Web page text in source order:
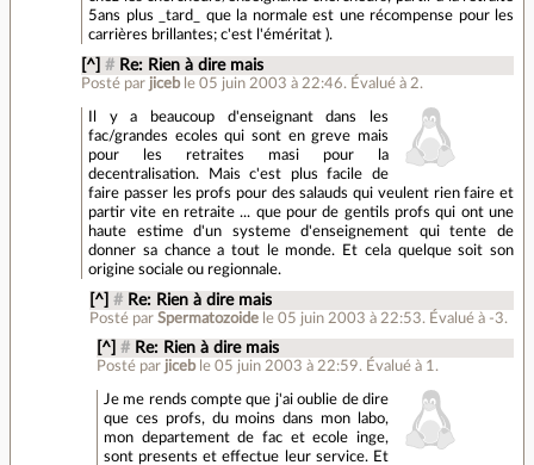
5ans plus _tard_ que la normale est une récompense pour les
carrières brillantes; c'est l'éméritat ).
[^] # Re: Rien à dire mais
Posté par jiceb le 05 juin 2003 à 22:46. Évalué à 2.
Il y a beaucoup d'enseignant dans les
fac/grandes ecoles qui sont en greve mais
pour les retraites masi pour la
decentralisation. Mais c'est plus facile de
faire passer les profs pour des salauds qui veulent rien faire et
partir vite en retraite ... que pour de gentils profs qui ont une
haute estime d'un systeme d'enseignement qui tente de
donner sa chance a tout le monde. Et cela quelque soit son
origine sociale ou regionnale.
[^] # Re: Rien à dire mais
Posté par Spermatozoide le 05 juin 2003 à 22:53. Évalué à -3.
[^] # Re: Rien à dire mais
Posté par jiceb le 05 juin 2003 à 22:59. Évalué à 1 .
Je me rends compte que j'ai oublie de dire
que ces profs, du moins dans mon labo,
mon departement de fac et ecole inge,
sont presents et effectue leur service. Et